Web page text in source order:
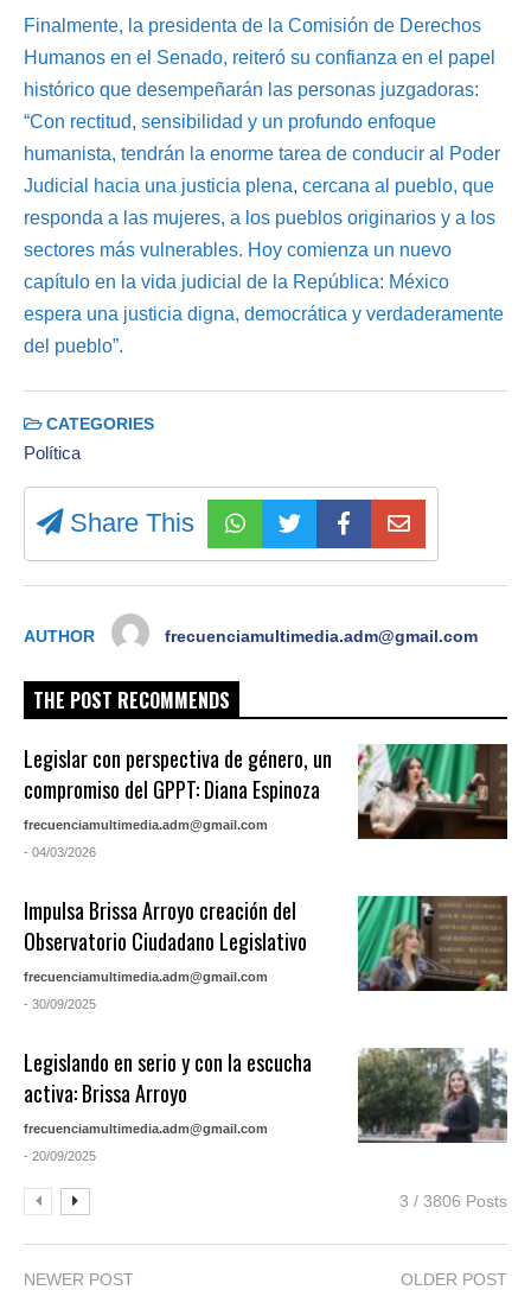
Finalmente, la presidenta de la Comisión de Derechos
Humanos en el Senado, reiteró su confianza en el papel
histórico que desempeñarán las personas juzgadoras:
“Con rectitud, sensibilidad y un profundo enfoque
humanista, tendrán la enorme tarea de conducir al Poder
Judicial hacia una justicia plena, cercana al pueblo, que
responda a las mujeres, a los pueblos originarios y a los
sectores más vulnerables. Hoy comienza un nuevo
capítulo en la vida judicial de la República: México
espera una justicia digna, democrática y verdaderamente
del pueblo”.
CATEGORIES
Política
Share This
AUTHOR frecuenciamultimedia.adm@gmail.com
THE POST RECOMMENDS
Legislar con perspectiva de género, un
compromiso del GPPT: Diana Espinoza
frecuenciamultimedia.adm@gmail.com
- 04/03/2026
Impulsa Brissa Arroyo creación del
Observatorio Ciudadano Legislativo
frecuenciamultimedia.adm@gmail.com
- 30/09/2025
Legislando en serio y con la escucha
activa: Brissa Arroyo
frecuenciamultimedia.adm@gmail.com
- 20/09/2025
3 / 3806 Posts
NEWER POST OLDER POST